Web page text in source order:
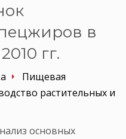
в
гг.
Пищевая
растительных и
основных